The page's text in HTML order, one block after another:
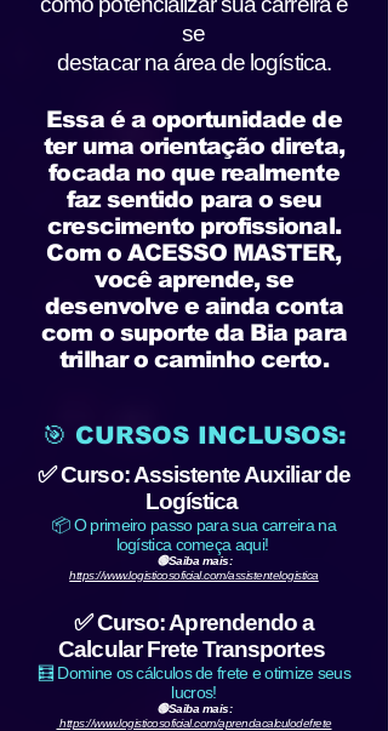
se
destacar na área de logística.
Essa é a oportunidade de
ter uma orientação direta,
focada no que realmente
faz sentido para o seu
crescimento profissional.
Com o ACESSO MASTER,
você aprende, se
desenvolve e ainda conta
com o suporte da Bia para
trilhar o caminho certo.
🎯 CURSOS INCLUSOS:
✅ Curso: Assistente Auxiliar de
Logística
📦 O primeiro passo para sua carreira na
logística começa aqui!
🟢Saiba mais:
https://www.logisticosoficial.com/assistentelogistica
✅ Curso: Aprendendo a
Calcular Frete Transportes
🧮 Domine os cálculos de frete e otimize seus
lucros!
🟢Saiba mais:
https://www.logisticosoficial.com/aprendacalculodefrete